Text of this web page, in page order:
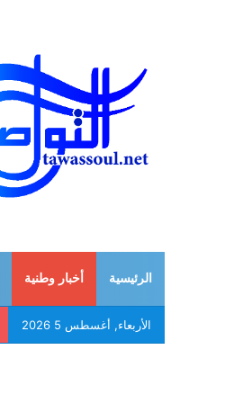
الرئيسية أخبار وطنية
الأربعاء, أغسطس 5 2026